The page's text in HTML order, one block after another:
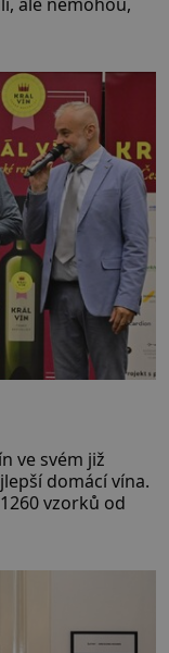
ve svém již
domácí vína.
vzorků od